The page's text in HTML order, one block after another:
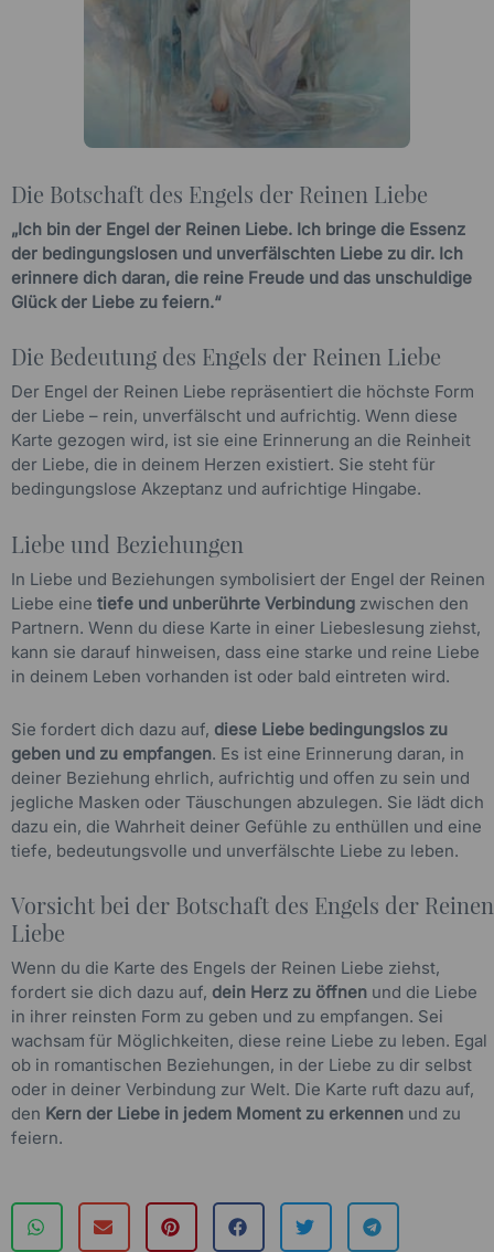
Die Botschaft des Engels der Reinen Liebe
„Ich bin der Engel der Reinen Liebe. Ich bringe die Essenz
der bedingungslosen und unverfälschten Liebe zu dir. Ich
erinnere dich daran, die reine Freude und das unschuldige
Glück der Liebe zu feiern.“
Die Bedeutung des Engels der Reinen Liebe
Der Engel der Reinen Liebe repräsentiert die höchste Form
der Liebe – rein, unverfälscht und aufrichtig. Wenn diese
Karte gezogen wird, ist sie eine Erinnerung an die Reinheit
der Liebe, die in deinem Herzen existiert. Sie steht für
bedingungslose Akzeptanz und aufrichtige Hingabe.
Liebe und Beziehungen
In Liebe und Beziehungen symbolisiert der Engel der Reinen
Liebe eine tiefe und unberührte Verbindung zwischen den
Partnern. Wenn du diese Karte in einer Liebeslesung ziehst,
kann sie darauf hinweisen, dass eine starke und reine Liebe
in deinem Leben vorhanden ist oder bald eintreten wird.
Sie fordert dich dazu auf, diese Liebe bedingungslos zu
geben und zu empfangen. Es ist eine Erinnerung daran, in
deiner Beziehung ehrlich, aufrichtig und offen zu sein und
jegliche Masken oder Täuschungen abzulegen. Sie lädt dich
dazu ein, die Wahrheit deiner Gefühle zu enthüllen und eine
tiefe, bedeutungsvolle und unverfälschte Liebe zu leben.
Vorsicht bei der Botschaft des Engels der Reinen
Liebe
Wenn du die Karte des Engels der Reinen Liebe ziehst,
fordert sie dich dazu auf, dein Herz zu öffnen und die Liebe
in ihrer reinsten Form zu geben und zu empfangen. Sei
wachsam für Möglichkeiten, diese reine Liebe zu leben. Egal
ob in romantischen Beziehungen, in der Liebe zu dir selbst
oder in deiner Verbindung zur Welt. Die Karte ruft dazu auf,
den Kern der Liebe in jedem Moment zu erkennen und zu
feiern.